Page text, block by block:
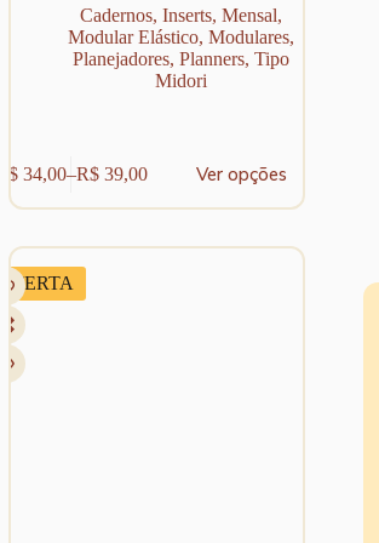
Cadernos, Inserts, Mensal,
Modular Elástico, Modulares,
Planejadores, Planners, Tipo
Midori
R$34,00–R$39,00
Faixa
de
R$ 34,00
através
R$ 39,00
Ver opções
produto
tem
variantes.
As
opções
podem
ser
escolhidas
OFERTA